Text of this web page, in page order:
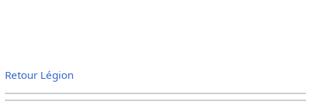
Retour Légion